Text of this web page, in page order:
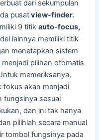
dari sekumpulan
pusatview-finder.
9 titikauto-focus,
lainnya memiliki titik
menetapkan sistem
pilihan otomatis
memeriksanya,
fokus akan menjadi
fungsinya sesuai
dan ini tak hanya
pilihlah secara manual
tombol fungsinya pada